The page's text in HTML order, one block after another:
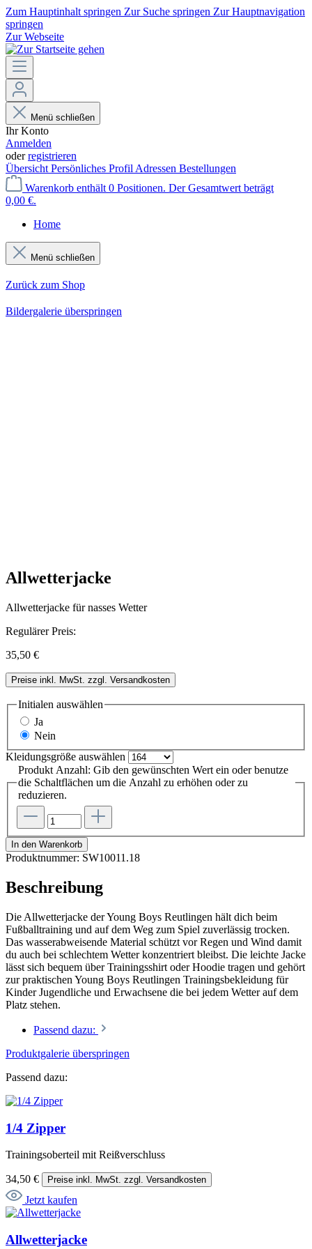
Zum Hauptinhalt springen Zur Suche springen Zur Hauptnavigation
springen
Zur Webseite
Menü schließen
Ihr Konto
Anmelden
oderregistrieren
Übersicht Persönliches Profil Adressen Bestellungen
Warenkorb enthält 0 Positionen. Der Gesamtwert beträgt
0,00 €.
Home
Menü schließen
Zurück zum Shop
Bildergalerie überspringen
Allwetterjacke
Allwetterjacke für nasses Wetter
Regulärer Preis:
35,50 €
Preise inkl. MwSt. zzgl. Versandkosten
Initialen auswählen
Ja
Nein
Kleidungsgröße auswählen
Produkt Anzahl: Gib den gewünschten Wert ein oder benutze
die Schaltflächen um die Anzahl zu erhöhen oder zu
reduzieren.
In den Warenkorb
Produktnummer: SW10011.18
Beschreibung
Die Allwetterjacke der Young Boys Reutlingen hält dich beim
Fußballtraining und auf dem Weg zum Spiel zuverlässig trocken.
Das wasserabweisende Material schützt vor Regen und Wind damit
du auch bei schlechtem Wetter konzentriert bleibst. Die leichte Jacke
lässt sich bequem über Trainingsshirt oder Hoodie tragen und gehört
zur praktischen Young Boys Reutlingen Trainingsbekleidung für
Kinder Jugendliche und Erwachsene die bei jedem Wetter auf dem
Platz stehen.
Passend dazu:
Produktgalerie überspringen
Passend dazu:
1/4 Zipper
Trainingsoberteil mit Reißverschluss
34,50 € Preise inkl. MwSt. zzgl. Versandkosten
Jetzt kaufen
Allwetterjacke